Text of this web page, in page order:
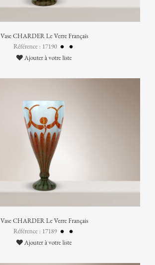
Vase CHARDER Le Verre Français
Référence : 17190
Ajouter à votre liste
Vase CHARDER Le Verre Français
Référence : 17189
Ajouter à votre liste